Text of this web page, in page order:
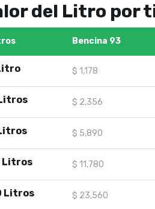
del Litro por
Bencina 93
$ 1,178
$ 2,356
$ 5,890
Litros $ 11,780
Litros $ 23,560